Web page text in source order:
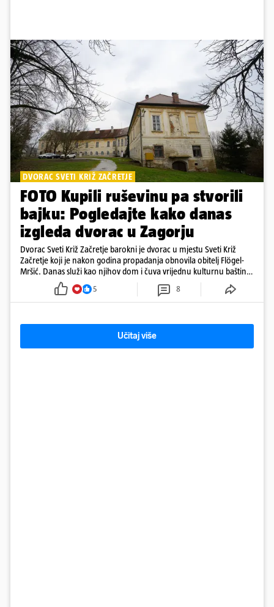
DVORAC SVETI KRIŽ ZAČRETJE
FOTO Kupili ruševinu pa stvorili
bajku: Pogledajte kako danas
izgleda dvorac u Zagorju
Dvorac Sveti Križ Začretje barokni je dvorac u mjestu Sveti Križ
Začretje koji je nakon godina propadanja obnovila obitelj Flögel-
Mršić. Danas služi kao njihov dom i čuva vrijednu kulturnu baštinu
davno zaboravljenog vremena
5 8
Učitaj više